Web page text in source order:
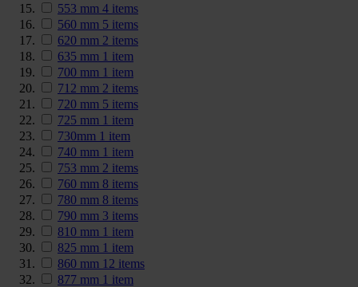
553 mm 4 items
560 mm 5 items
620 mm 2 items
635 mm 1 item
700 mm 1 item
712 mm 2 items
720 mm 5 items
725 mm 1 item
730mm 1 item
740 mm 1 item
753 mm 2 items
760 mm 8 items
780 mm 8 items
790 mm 3 items
810 mm 1 item
825 mm 1 item
860 mm 12 items
877 mm 1 item